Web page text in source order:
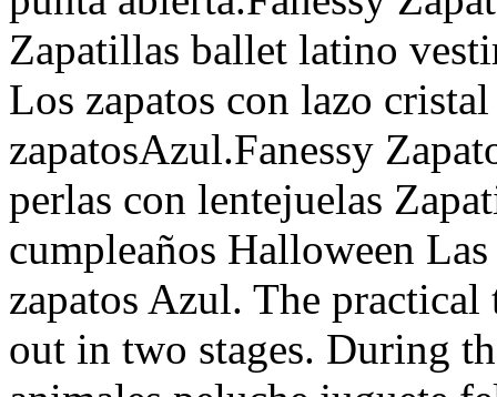
Zapatillas ballet latino
Los zapatos con lazo
zapatosAzul.Fanessy
perlas con lentejuelas
cumpleaños Halloween
zapatos Azul. The practical
out in two stages. During